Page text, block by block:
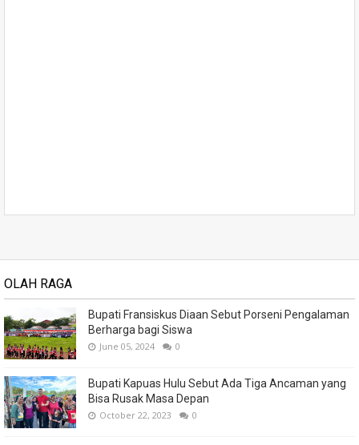
OLAH RAGA
Bupati Fransiskus Diaan Sebut Porseni Pengalaman
Berharga bagi Siswa
June 05, 2024 0
Bupati Kapuas Hulu Sebut Ada Tiga Ancaman yang
Bisa Rusak Masa Depan
October 22, 2023 0